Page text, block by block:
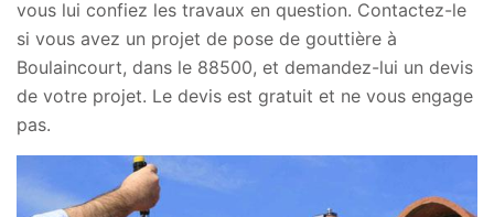
vous lui confiez les travaux en question. Contactez-le
si vous avez un projet de pose de gouttière à
Boulaincourt, dans le 88500, et demandez-lui un devis
de votre projet. Le devis est gratuit et ne vous engage
pas.